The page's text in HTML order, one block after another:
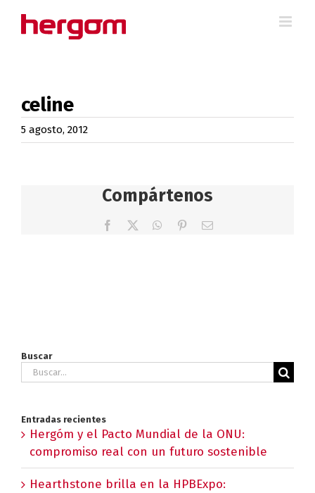
celine
5 agosto, 2012
Compártenos
Facebook WhatsApp
PinterestCorreo
Buscar
Buscar:
Entradas recientes
Hergóm y el Pacto Mundial de la ONU:
compromiso real con un futuro sostenible
Hearthstone brilla en la HPBExpo: